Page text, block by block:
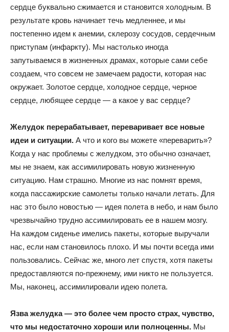
сердце буквально сжимается и становится холодным. В
результате кровь начинает течь медленнее, и мы
постепенно идем к анемии, склерозу сосудов, сердечным
приступам (инфаркту). Мы настолько иногда
запутываемся в жизненных драмах, которые сами себе
создаем, что совсем не замечаем радости, которая нас
окружает. Золотое сердце, холодное сердце, черное
сердце, любящее сердце — а какое у вас сердце?
Желудок перерабатывает, переваривает все новые
идеи и ситуации. А что и кого вы можете «переварить»?
Когда у нас проблемы с желудком, это обычно означает,
мы не знаем, как ассимилировать новую жизненную
ситуацию. Нам страшно. Многие из нас помнят время,
когда пассажирские самолеты только начали летать. Для
нас это было новостью — идея полета в небо, и нам было
чрезвычайно трудно ассимилировать ее в нашем мозгу.
На каждом сиденье имелись пакеты, которые выручали
нас, если нам становилось плохо. И мы почти всегда ими
пользовались. Сейчас же, много лет спустя, хотя пакеты
предоставляются по-прежнему, ими никто не пользуется.
Мы, наконец, ассимилировали идею полета.
Язва желудка — это более чем просто страх, чувство,
что мы недостаточно хороши или полноценны. Мы